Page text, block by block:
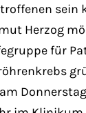
sein
Herzog
für